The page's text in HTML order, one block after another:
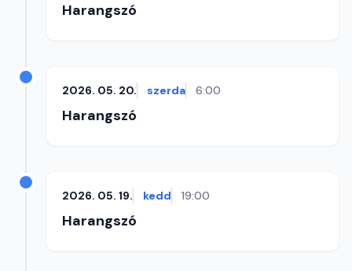
Harangszó
2026. 05. 20. szerda 6:00
Harangszó
2026. 05. 19. kedd 19:00
Harangszó